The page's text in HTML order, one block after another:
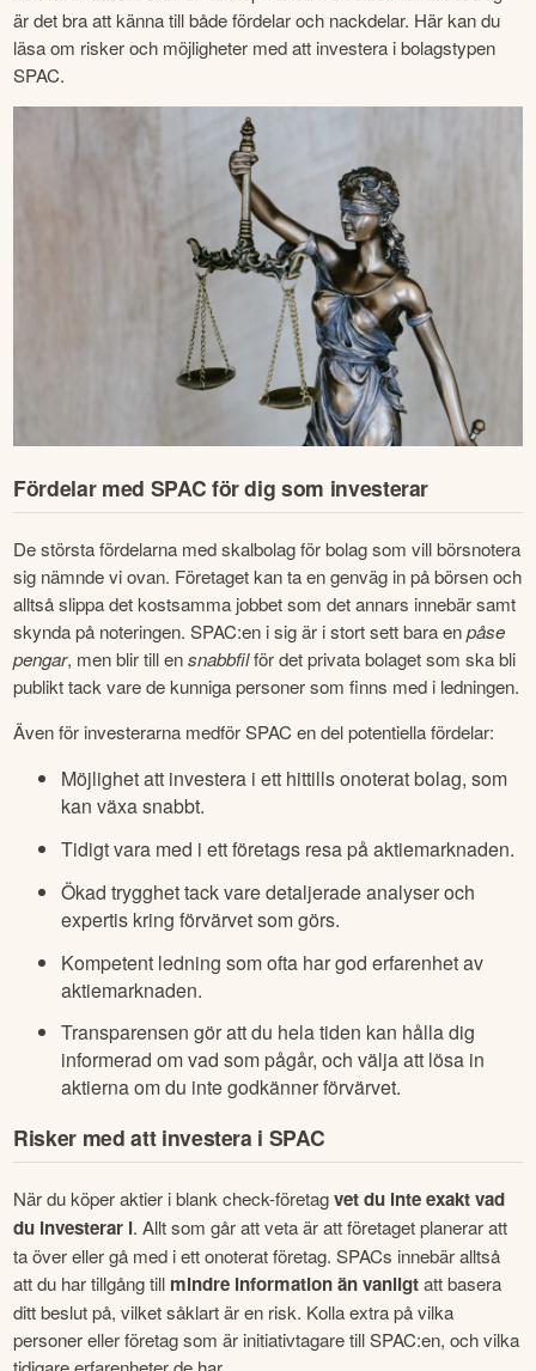
är det bra att känna till både fördelar och nackdelar. Här kan du
läsa om risker och möjligheter med att investera i bolagstypen
SPAC.
Fördelar med SPAC för dig som investerar
De största fördelarna med skalbolag för bolag som vill börsnotera
sig nämnde vi ovan. Företaget kan ta en genväg in på börsen och
alltså slippa det kostsamma jobbet som det annars innebär samt
skynda på noteringen. SPAC:en i sig är i stort sett bara en påse
pengar, men blir till en snabbfil för det privata bolaget som ska bli
publikt tack vare de kunniga personer som finns med i ledningen.
Även för investerarna medför SPAC en del potentiella fördelar:
Möjlighet att investera i ett hittills onoterat bolag, som
kan växa snabbt.
Tidigt vara med i ett företags resa på aktiemarknaden.
Ökad trygghet tack vare detaljerade analyser och
expertis kring förvärvet som görs.
Kompetent ledning som ofta har god erfarenhet av
aktiemarknaden.
Transparensen gör att du hela tiden kan hålla dig
informerad om vad som pågår, och välja att lösa in
aktierna om du inte godkänner förvärvet.
Risker med att investera i SPAC
När du köper aktier i blank check-företag vet du inte exakt vad
du investerar i. Allt som går att veta är att företaget planerar att
ta över eller gå med i ett onoterat företag. SPACs innebär alltså
att du har tillgång till mindre information än vanligt att basera
ditt beslut på, vilket såklart är en risk. Kolla extra på vilka
personer eller företag som är initiativtagare till SPAC:en, och vilka